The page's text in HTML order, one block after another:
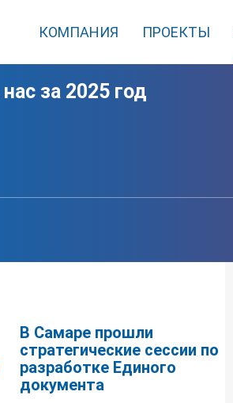
КОМПАНИЯ ПРОЕКТЫ
за 2025 год
В Самаре прошли
стратегические сессии по
разработке Единого
документа